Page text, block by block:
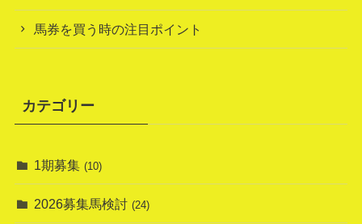
馬券を買う時の注目ポイント
カテゴリー
1期募集 (10)
2026募集馬検討 (24)